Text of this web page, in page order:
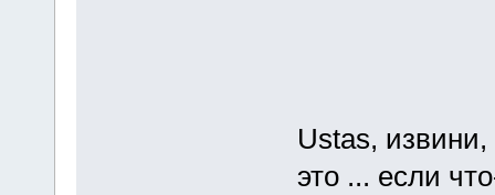
Ustas,
это ... если